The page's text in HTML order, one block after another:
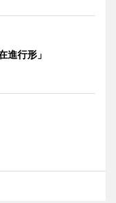
進行形」